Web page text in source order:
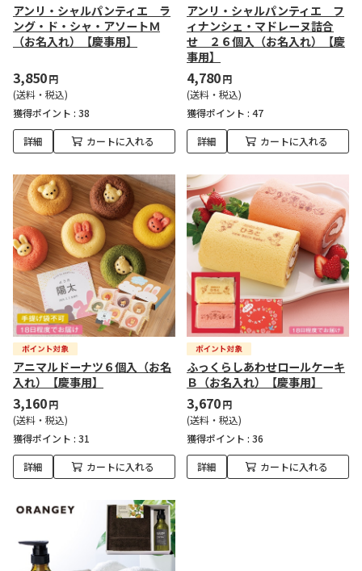
アンリ・シャルパンティエ ラ
ング・ド・シャ・アソートＭ
（お名入れ）【慶事用】
3,850円
(送料・税込)
獲得ポイント : 38
詳細 カートに入れる
アンリ・シャルパンティエ フ
ィナンシェ・マドレーヌ詰合
せ ２６個入（お名入れ）【慶
事用】
4,780円
(送料・税込)
獲得ポイント : 47
詳細 カートに入れる
アニマルドーナツ６個入（お名
入れ）【慶事用】
3,160円
(送料・税込)
獲得ポイント : 31
詳細 カートに入れる
ふっくらしあわせロールケーキ
Ｂ（お名入れ）【慶事用】
3,670円
(送料・税込)
獲得ポイント : 36
詳細 カートに入れる